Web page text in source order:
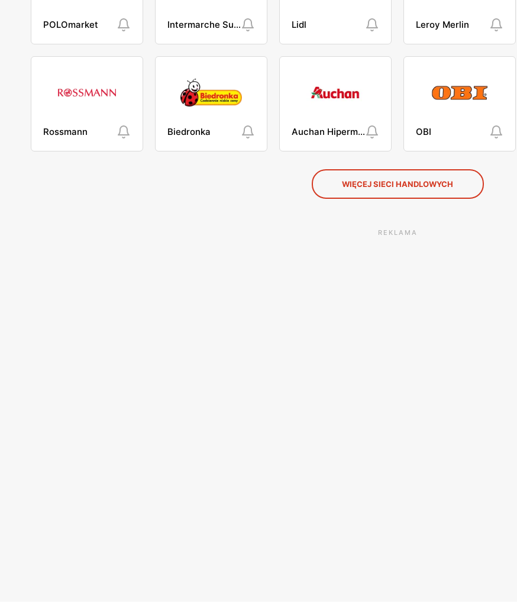
POLOmarket Intermarche Super Lidl Leroy Merlin
Rossmann Biedronka Auchan Hipermarket OBI
WIĘCEJ SIECI HANDLOWYCH
REKLAMA